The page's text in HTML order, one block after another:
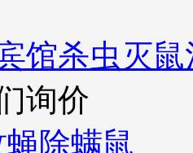
馆杀虫灭
询价